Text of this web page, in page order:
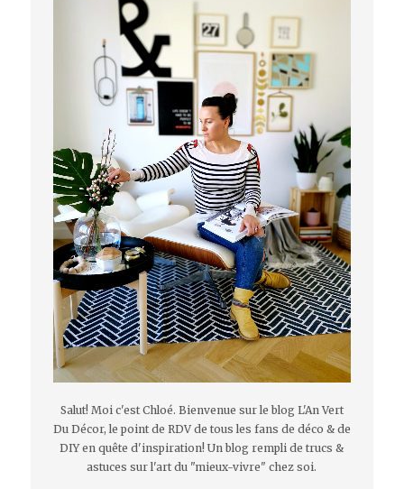
Salut! Moi c'est Chloé. Bienvenue sur le blog L'An Vert
Du Décor, le point de RDV de tous les fans de déco & de
DIY en quête d'inspiration! Un blog rempli de trucs &
astuces sur l'art du "mieux-vivre" chez soi.